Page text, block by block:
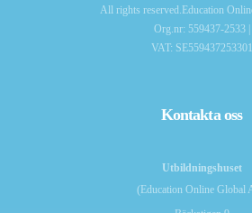
All rights reserved.Education
Org.nr: 559437-2533 |
VAT: SE559437253301
Kontakta oss
Utbildningshuset
(Education Online Global